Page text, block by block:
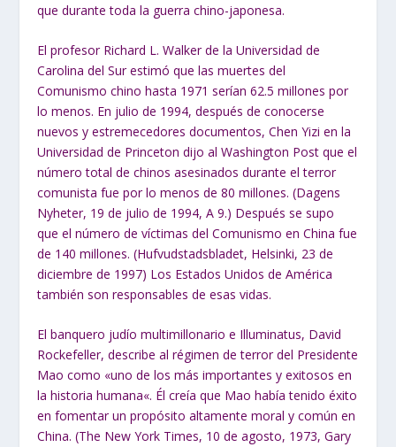
que durante toda la guerra chino-japonesa.
El profesor Richard L. Walker de la Universidad de
Carolina del Sur estimó que las muertes del
Comunismo chino hasta 1971 serían 62.5 millones por
lo menos. En julio de 1994, después de conocerse
nuevos y estremecedores documentos, Chen Yizi en la
Universidad de Princeton dijo al Washington Post que el
número total de chinos asesinados durante el terror
comunista fue por lo menos de 80 millones. (Dagens
Nyheter, 19 de julio de 1994, A 9.) Después se supo
que el número de víctimas del Comunismo en China fue
de 140 millones. (Hufvudstadsbladet, Helsinki, 23 de
diciembre de 1997) Los Estados Unidos de América
también son responsables de esas vidas.
El banquero judío multimillonario e Illuminatus, David
Rockefeller, describe al régimen de terror del Presidente
Mao como «uno de los más importantes y exitosos en
la historia humana«. Él creía que Mao había tenido éxito
en fomentar un propósito altamente moral y común en
China. (The New York Times, 10 de agosto, 1973, Gary